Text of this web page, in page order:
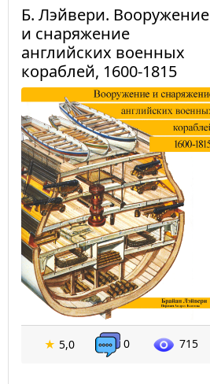
Б. Лэйвери. Вооружение
и снаряжение
английских военных
кораблей, 1600-1815
★ 5,0 0 715